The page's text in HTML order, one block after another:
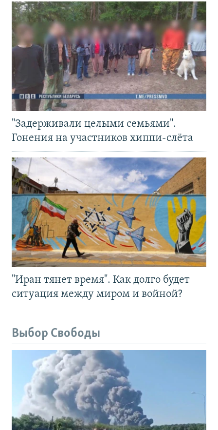
"Задерживали целыми семьями".
Гонения на участников хиппи-слёта
"Иран тянет время". Как долго будет
ситуация между миром и войной?
Выбор Свободы